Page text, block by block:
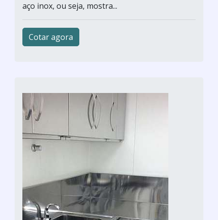
aço inox, ou seja, mostra...
Cotar agora